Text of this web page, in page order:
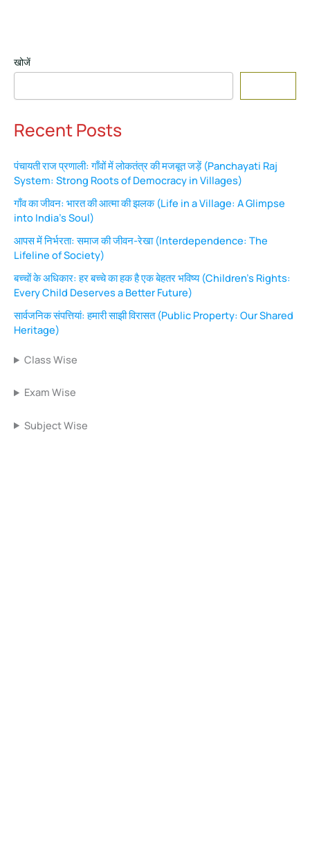
खोजें
Recent Posts
पंचायती राज प्रणाली: गाँवों में लोकतंत्र की मजबूत जड़ें (Panchayati Raj
System: Strong Roots of Democracy in Villages)
गाँव का जीवन: भारत की आत्मा की झलक (Life in a Village: A Glimpse
into India’s Soul)
आपस में निर्भरता: समाज की जीवन-रेखा (Interdependence: The
Lifeline of Society)
बच्चों के अधिकार: हर बच्चे का हक है एक बेहतर भविष्य (Children’s Rights:
Every Child Deserves a Better Future)
सार्वजनिक संपत्तियां: हमारी साझी विरासत (Public Property: Our Shared
Heritage)
Class Wise
Exam Wise
Subject Wise